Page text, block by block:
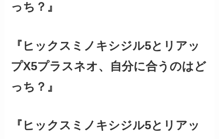
っち？』
『ヒックスミノキシジル5とリアッ
プX5プラスネオ、自分に合うのはど
っち？』
『ヒックスミノキシジル5とリアッ